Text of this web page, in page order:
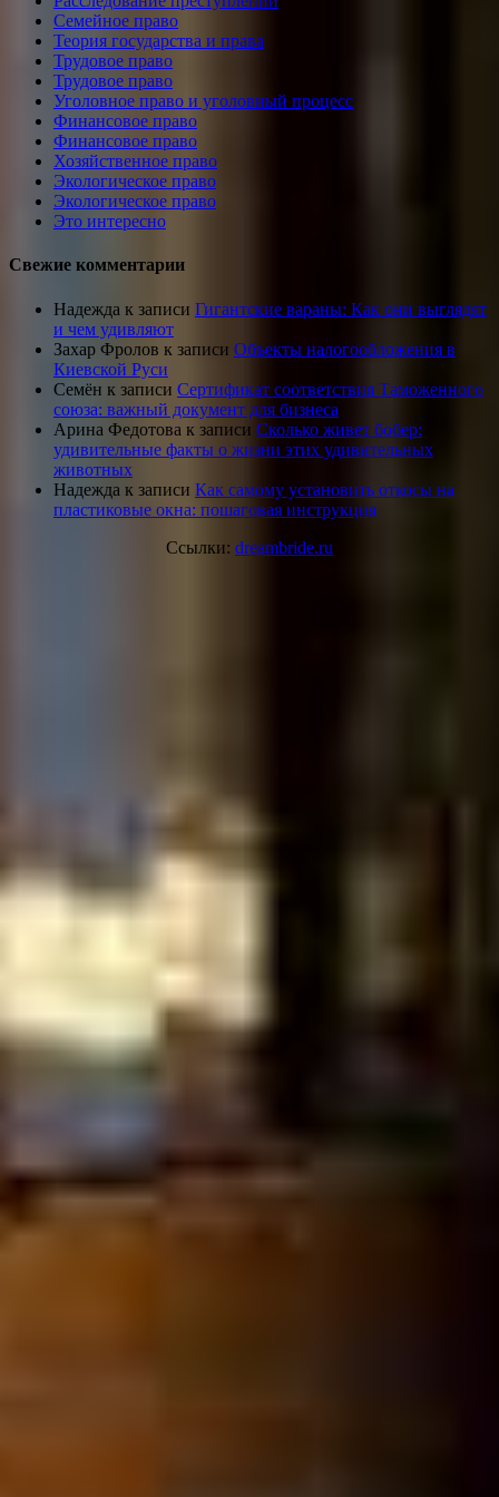
Семейное право
Теория государства и права
Трудовое право
Трудовое право
Уголовное право и уголовный процесс
Финансовое право
Финансовое право
Хозяйственное право
Экологическое право
Экологическое право
Это интересно
Свежие комментарии
Надежда к записи Гигантские вараны: Как они выглядят
и чем удивляют
Захар Фролов к записи Объекты налогообложения в
Киевской Руси
Семён к записи Сертификат соответствия Таможенного
союза: важный документ для бизнеса
Арина Федотова к записи Сколько живет бобер:
удивительные факты о жизни этих удивительных
животных
Надежда к записи Как самому установить откосы на
пластиковые окна: пошаговая инструкция
Ссылки: dreambride.ru